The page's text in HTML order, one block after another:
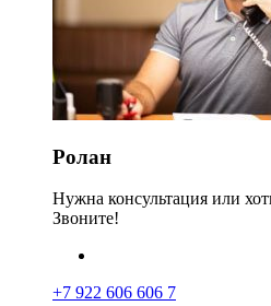
Ролан
Нужна консультация или
Звоните!
+7 922 606 606 7